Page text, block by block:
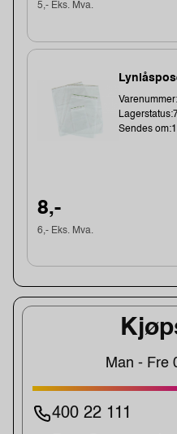
Man - Fre
400 22 111
5,- Eks. Mva.
Sendes
8,-
6,- Eks. Mva.